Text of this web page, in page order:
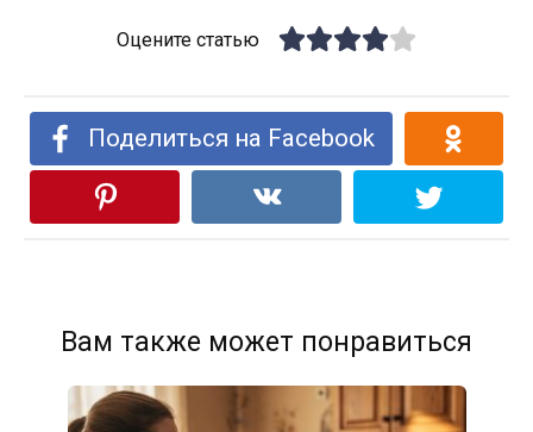
Оцените статью
Поделиться на Facebook
Вам также может понравиться